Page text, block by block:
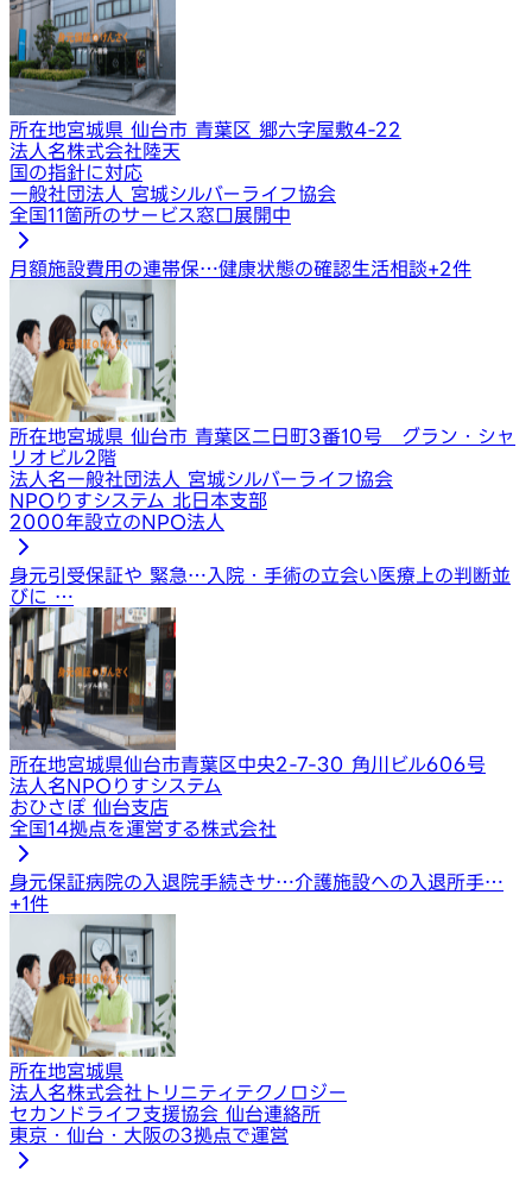
所在地宮城県 仙台市 青葉区 郷六字屋敷4-22
法人名株式会社陸天
国の指針に対応
一般社団法人 宮城シルバーライフ協会
全国11箇所のサービス窓口展開中
月額施設費用の連帯保…健康状態の確認生活相談+2件
所在地宮城県 仙台市 青葉区二日町3番10号 グラン・シャ
リオビル2階
法人名一般社団法人 宮城シルバーライフ協会
NPOりすシステム 北日本支部
2000年設立のNPO法人
身元引受保証や 緊急… 入院・手術の立会い医療上の判断並
びに …
所在地宮城県仙台市青葉区中央2-7-30 角川ビル606号
法人名NPOりすシステム
おひさぽ 仙台支店
全国14拠点を運営する株式会社
身元保証病院の入退院手続きサ…介護施設への入退所手…
+1件
所在地宮城県
法人名株式会社トリニティテクノロジー
セカンドライフ支援協会 仙台連絡所
東京・仙台・大阪の3拠点で運営